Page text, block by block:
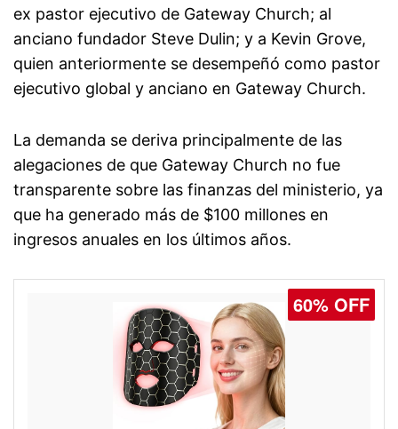
ex pastor ejecutivo de Gateway Church; al
anciano fundador Steve Dulin; y a Kevin Grove,
quien anteriormente se desempeñó como pastor
ejecutivo global y anciano en Gateway Church.
La demanda se deriva principalmente de las
alegaciones de que Gateway Church no fue
transparente sobre las finanzas del ministerio, ya
que ha generado más de $100 millones en
ingresos anuales en los últimos años.
60% OFF
77% OFF